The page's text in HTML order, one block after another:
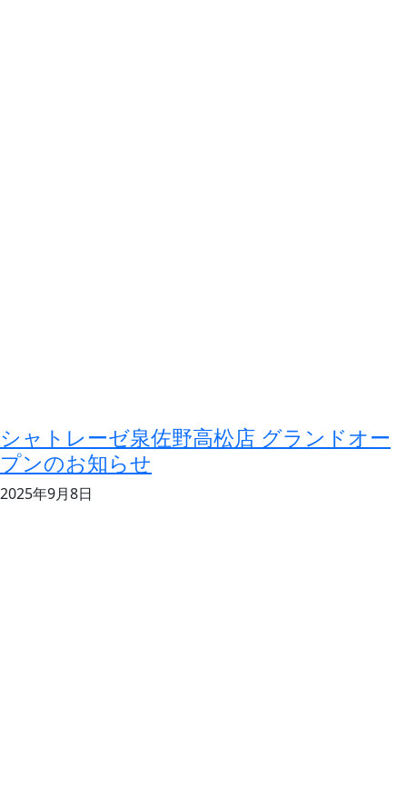
シャトレーゼ泉佐野高松店 グランドオー
プンのお知らせ
2025年9月8日